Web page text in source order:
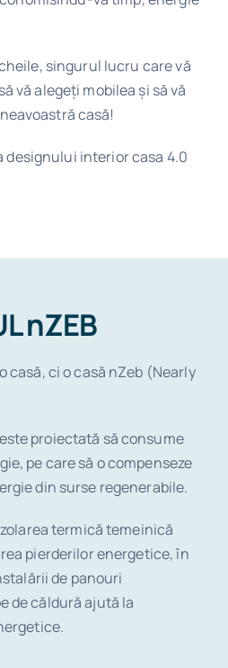
singurul lucru care vă
vă alegeți mobilea și să vă
casă!
designului interior casa 4.0
nZEB
casă, ci o casă nZeb (Nearly
proiectată să consume
pe care să o compenseze
din surse regenerabile.
termică temeinică
pierderilor energetice, în
de panouri
de căldură ajută la